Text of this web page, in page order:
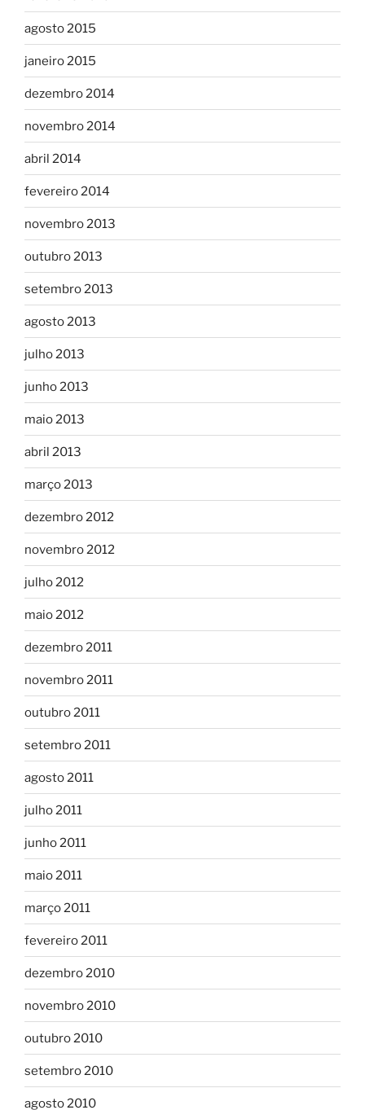
agosto 2015
janeiro 2015
dezembro 2014
novembro 2014
abril 2014
fevereiro 2014
novembro 2013
outubro 2013
setembro 2013
agosto 2013
julho 2013
junho 2013
maio 2013
abril 2013
março 2013
dezembro 2012
novembro 2012
julho 2012
maio 2012
dezembro 2011
novembro 2011
outubro 2011
setembro 2011
agosto 2011
julho 2011
junho 2011
maio 2011
março 2011
fevereiro 2011
dezembro 2010
novembro 2010
outubro 2010
setembro 2010
agosto 2010